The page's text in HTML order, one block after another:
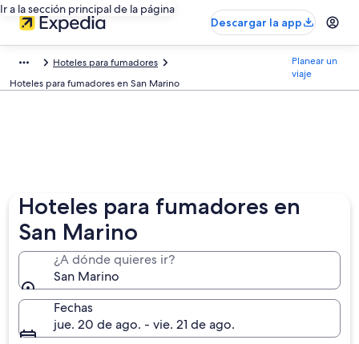
Ir a la sección principal de la página
Descargar la app
Hoteles para fumadores
Hoteles para fumadores en San Marino
Planear un
viaje
Hoteles para fumadores en
San Marino
¿A dónde quieres ir?
San Marino
Fechas
jue. 20 de ago. - vie. 21 de ago.